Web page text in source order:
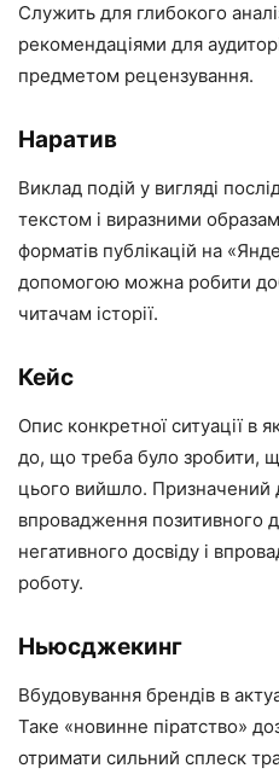
Служить для глибокого
рекомендаціями для
предметом рецензування.
Наратив
Виклад подій у вигляді
текстом і виразними
форматів публікацій на
допомогою можна робити
читачам історії.
Кейс
Опис конкретної ситуації в
до, що треба було зробити,
цього вийшло. Призначений
впровадження позитивного
негативного досвіду і
роботу.
Ньюсджекинг
Вбудовування брендів в
Таке «новинне піратство»
отримати сильний сплеск